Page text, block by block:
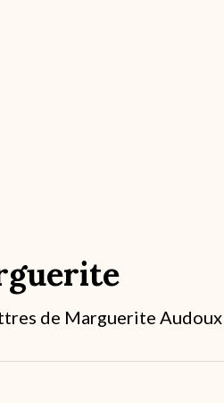
principale
de Marguerite